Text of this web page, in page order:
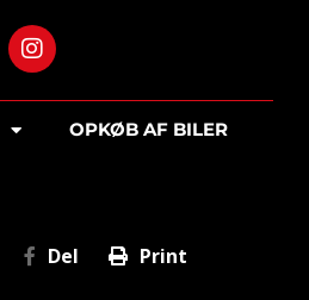
OPKØB AF BILER
Del Print